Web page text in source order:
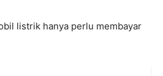
listrik hanya perlu membayar